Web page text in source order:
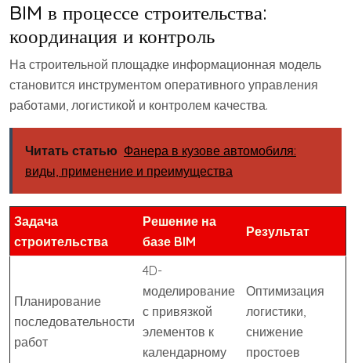
BIM в процессе строительства:
координация и контроль
На строительной площадке информационная модель
становится инструментом оперативного управления
работами, логистикой и контролем качества.
Читать статью Фанера в кузове автомобиля:
виды, применение и преимущества
Задача
строительства
Решение на
базе BIM
Результат
Планирование
последовательности
работ
4D-
моделирование
с привязкой
элементов к
календарному
Оптимизация
логистики,
снижение
простоев